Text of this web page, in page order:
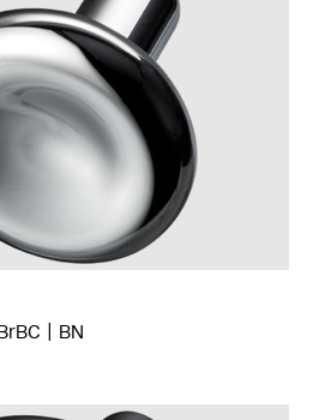
BN